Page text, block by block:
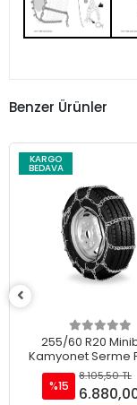
Benzer Ürünler
KARGO
BEDAVA
255/60 R20
Kamyonet Serme
Zinciri - M220
%15
8.105,50 TL